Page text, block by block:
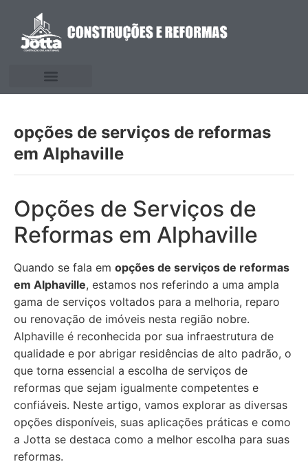
opções de serviços de reformas
em Alphaville
Opções de Serviços de
Reformas em Alphaville
Quando se fala em opções de serviços de reformas
em Alphaville, estamos nos referindo a uma ampla
gama de serviços voltados para a melhoria, reparo
ou renovação de imóveis nesta região nobre.
Alphaville é reconhecida por sua infraestrutura de
qualidade e por abrigar residências de alto padrão, o
que torna essencial a escolha de serviços de
reformas que sejam igualmente competentes e
confiáveis. Neste artigo, vamos explorar as diversas
opções disponíveis, suas aplicações práticas e como
a Jotta se destaca como a melhor escolha para suas
reformas.